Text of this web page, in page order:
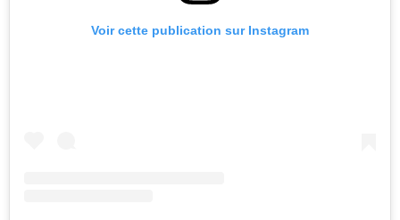
Voir cette publication sur Instagram